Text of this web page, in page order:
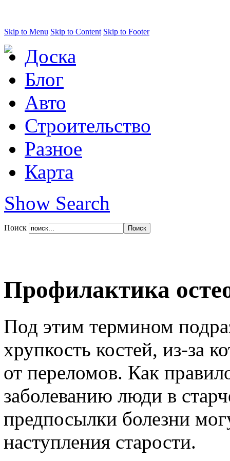
Skip to Menu Skip to Content Skip to Footer
Доска
Блог
Авто
Строительство
Разное
Карта
Show Search
Поиск
Профилактика
Под этим термином
хрупкость костей, из-за
от переломов. Как
заболеванию люди в
предпосылки болезни
наступления старости.